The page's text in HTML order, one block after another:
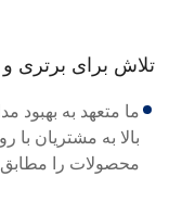
تلاش برای برتری
ما متعهد به بهبود
بالا به مشتریان
محصولات را